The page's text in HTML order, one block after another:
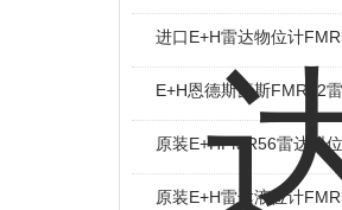
进口E+H雷达物位计
E+H恩德斯豪斯FMR52
原装E+HFMR56雷达料
原装E+H雷达液位计